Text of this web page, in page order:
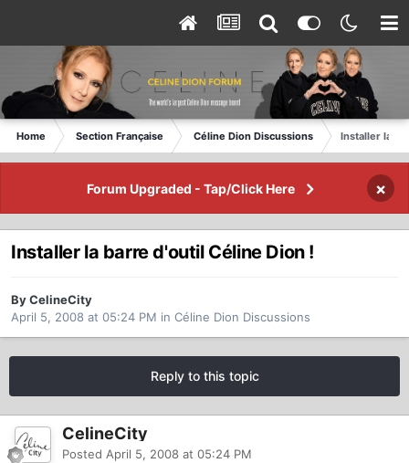
Home Section Française Céline Dion Discussions Installer la
Forum Upgraded - Tap/Click Here ×
Installer la barre d'outil Céline Dion !
By CelineCity
April 5, 2008 at 05:24 PM in Céline Dion Discussions
Reply to this topic
CelineCity
Posted April 5, 2008 at 05:24 PM